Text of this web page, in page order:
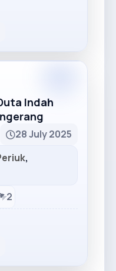
Indah
28 July 2025
,
2